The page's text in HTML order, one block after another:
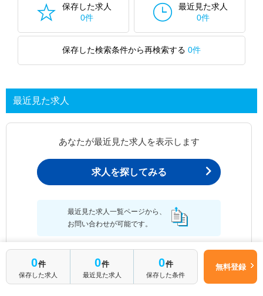
保存した求人
0件
最近見た求人
0件
保存した検索条件から再検索する 0件
最近見た求人
あなたが最近見た求人を表示します
求人を探してみる
最近見た求人一覧ページから、
お問い合わせが可能です。
最近見た求人一覧
0件
保存した求人
0件
最近見た求人
0件
保存した条件
無料登録